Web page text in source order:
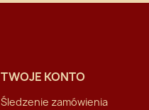
TWOJE KONTO
Śledzenie zamówienia